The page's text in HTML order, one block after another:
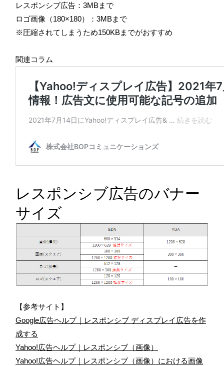
レスポンシブ広告：3MBまで
ロゴ画像（180×180）：3MBまで
※圧縮されてしまうため150KBまでがおすすめ
関連コラム
レスポンシブ広告のバナー
サイズ
【参考サイト】
Google広告ヘルプ｜レスポンシブ ディスプレイ広告を作
成する
Yahoo!広告ヘルプ｜レスポンシブ（画像）
Yahoo!広告ヘルプ｜レスポンシブ（画像）における画像